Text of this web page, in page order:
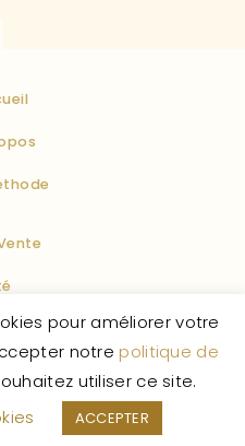
légales F.A.Q
– Tous droits réservés.
pour améliorer votre
notre politique de
utiliser ce site.
ACCEPTER